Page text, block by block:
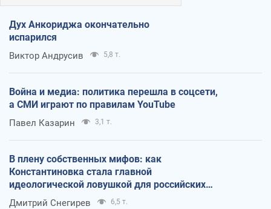
Дух Анкориджа окончательно
испарился
Виктор Андрусив 5,8 т.
Война и медиа: политика перешла в соцсети,
а СМИ играют по правилам YouTube
Павел Казарин 3,1 т.
В плену собственных мифов: как
Константиновка стала главной
идеологической ловушкой для российских
оккупантов
Дмитрий Снегирев 6,5 т.